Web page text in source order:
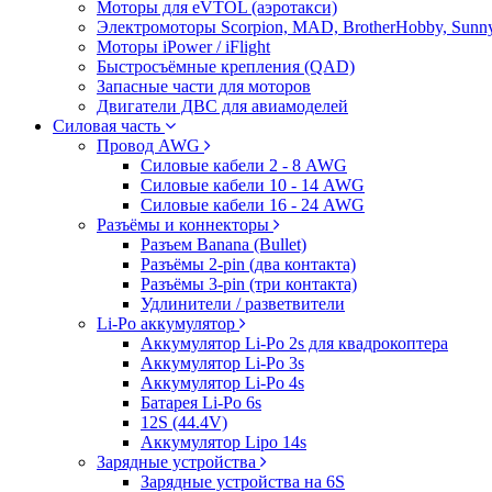
Моторы для eVTOL (аэротакси)
Электромоторы Scorpion, MAD, BrotherHobby,
Моторы iPower / iFlight
Быстросъёмные крепления (QAD)
Запасные части для моторов
Двигатели ДВС для авиамоделей
Силовая часть
Провод AWG
Силовые кабели 2 - 8 AWG
Силовые кабели 10 - 14 AWG
Силовые кабели 16 - 24 AWG
Разъёмы и коннекторы
Разъем Banana (Bullet)
Разъёмы 2-pin (два контакта)
Разъёмы 3-pin (три контакта)
Удлинители / разветвители
Li-Po аккумулятор
Аккумулятор Li-Po 2s для квадрокоптера
Аккумулятор Li-Po 3s
Аккумулятор Li-Po 4s
Батарея Li-Po 6s
12S (44.4V)
Аккумулятор Lipo 14s
Зарядные устройства
Зарядные устройства на 6S